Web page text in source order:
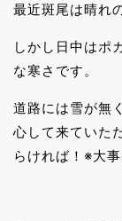
最近斑尾は晴れ
しかし日中はポ
な寒さです。
道路には雪が無
心して来ていた
らければ！※大